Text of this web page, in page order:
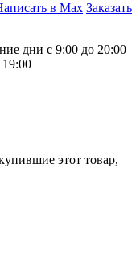
в Max Заказать
дни с 9:00 до 20:00
этот товар,